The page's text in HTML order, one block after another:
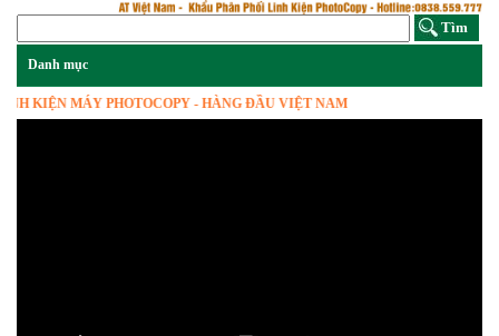
MÁY PHOTOCOPY - HÀNG ĐẦU VIỆT NAM